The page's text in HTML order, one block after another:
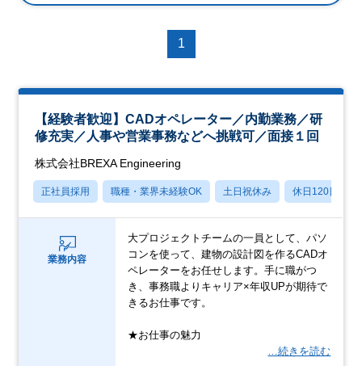
1
【経験者歓迎】CADオペレーター／内勤業務／研
修充実／人事や営業事務などへ挑戦可／面接１回
株式会社BREXA Engineering
正社員採用 職種・業界未経験OK 土日祝休み 休日120日以上
業務内容
大プロジェクトチームの一員として、パソ
コンを使って、建物の設計図を作るCADオ
ペレーターをお任せします。手に職がつ
き、事務職よりキャリア×年収UPが期待で
きるお仕事です。
★お仕事の魅力
…続きを読む